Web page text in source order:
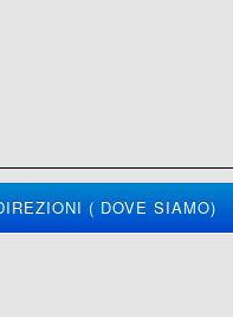
( DOVE SIAMO)